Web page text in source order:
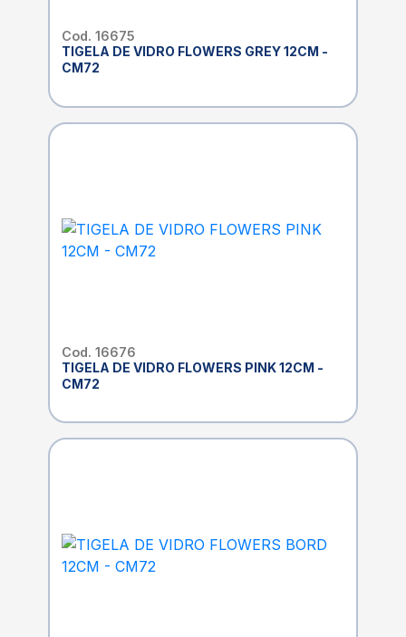
Cod. 16675
TIGELA DE VIDRO FLOWERS GREY 12CM -
CM72
Cod. 16676
TIGELA DE VIDRO FLOWERS PINK 12CM -
CM72